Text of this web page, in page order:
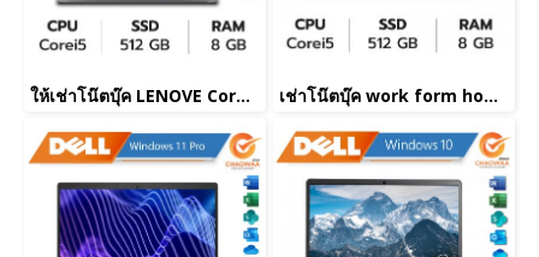
ให้เช่าโน๊ตบุ๊ค LENOVE Corei5 เช่าโน๊ตบุ๊ค work form home